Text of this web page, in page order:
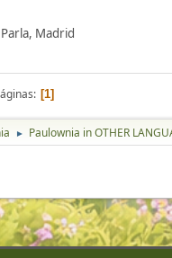
Madrid
1
► Paulownia in OTHER